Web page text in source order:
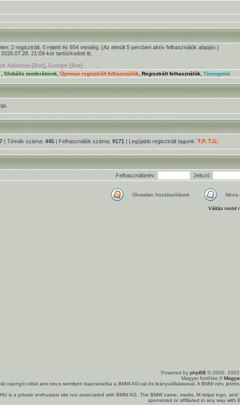
2 regisztrált, 0 rejtett és 654 vendég. (Az elmúlt 5 percben aktív felhasználók alapján.)
21:09-kor tartózkodott itt.
Adsense [Bot] Google [Bot]
Globális moderátorok Újonnan regisztrált felhasználók Regisztrált felhasználók Támogatók
| Témák száma: 445 | Felhasználók száma: 9171 | Legújabb regisztrált tagunk: T.P. T.G.
Felhasználónév: Jelszó:
Olvastlan hozzászólások Nincs
Váltás mobil
Powered by phpBB © 2000,
Magyar fordítás ©
rajongói oldal ami nincs semilyen kapcsolatba a BMW AG-val és leányvállalataival. A BMW név,
is a private enthusiast site not associated with BMW AG. The BMW name, marks, M stripe logo,
sponsored or affiliated in any way with